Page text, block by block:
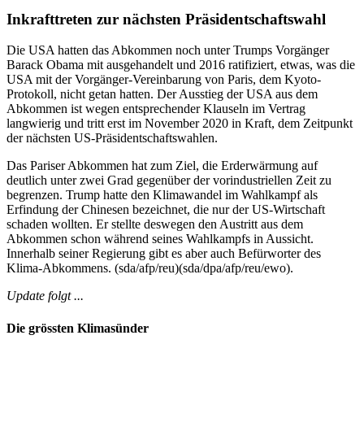
Inkrafttreten zur nächsten Präsidentschaftswahl
Die USA hatten das Abkommen noch unter Trumps Vorgänger
Barack Obama mit ausgehandelt und 2016 ratifiziert, etwas, was die
USA mit der Vorgänger-Vereinbarung von Paris, dem Kyoto-
Protokoll, nicht getan hatten. Der Ausstieg der USA aus dem
Abkommen ist wegen entsprechender Klauseln im Vertrag
langwierig und tritt erst im November 2020 in Kraft, dem Zeitpunkt
der nächsten US-Präsidentschaftswahlen.
Das Pariser Abkommen hat zum Ziel, die Erderwärmung auf
deutlich unter zwei Grad gegenüber der vorindustriellen Zeit zu
begrenzen. Trump hatte den Klimawandel im Wahlkampf als
Erfindung der Chinesen bezeichnet, die nur der US-Wirtschaft
schaden wollten. Er stellte deswegen den Austritt aus dem
Abkommen schon während seines Wahlkampfs in Aussicht.
Innerhalb seiner Regierung gibt es aber auch Befürworter des
Klima-Abkommens. (sda/afp/reu)(sda/dpa/afp/reu/ewo).
Update folgt ...
Die grössten Klimasünder